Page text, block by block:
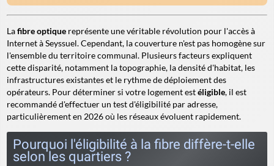
Lafibre optique représente une véritable révolution pour l'accès à
Internet à Seyssuel. Cependant, la couverture n'est pas homogène sur
l'ensemble du territoire communal. Plusieurs facteurs expliquent
cette disparité, notamment la topographie, la densité d'habitat, les
infrastructures existantes et le rythme de déploiement des
opérateurs. Pour déterminer si votre logement estéligible, il est
recommandé d'effectuer un test d'éligibilité par adresse,
particulièrement en 2026 où les réseaux évoluent rapidement.
Pourquoi l'éligibilité à la fibre diffère-t-elle
selon les quartiers ?